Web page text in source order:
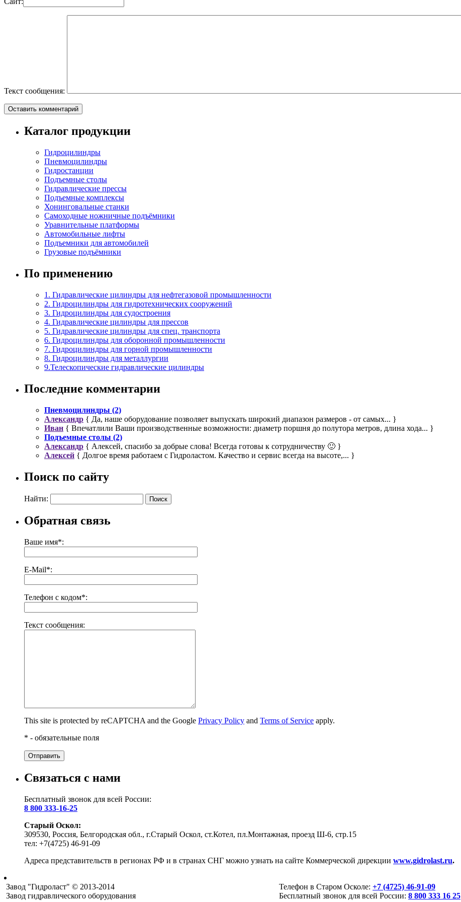
Текст сообщения:
Каталог продукции
Гидроцилиндры
Пневмоцилиндры
Гидростанции
Подъемные столы
Гидравлические прессы
Подъемные комплексы
Хонинговальные станки
Самоходные ножничные подъёмники
Уравнительные платформы
Автомобильные лифты
Подъемники для автомобилей
Грузовые подъёмники
По применению
1. Гидравлические цилиндры для нефтегазовой промышленности
2. Гидроцилиндры для гидротехнических сооружений
3. Гидроцилиндры для судостроения
4. Гидравлические цилиндры для прессов
5. Гидравлические цилиндры для спец. транспорта
6. Гидроцилиндры для оборонной промышленности
7. Гидроцилиндры для горной промышленности
8. Гидроцилиндры для металлургии
9.Телескопические гидравлические цилиндры
Последние комментарии
Пневмоцилиндры (2)
Александр { Да, наше оборудование позволяет выпускать широкий диапазон размеров - от самых... }
Иван { Впечатлили Ваши производственные возможности: диаметр поршня до полутора метров, длина хода... }
Подъемные столы (2)
Александр { Алексей, спасибо за добрые слова! Всегда готовы к сотрудничеству 🙂 }
Алексей { Долгое время работаем с Гидроластом. Качество и сервис всегда на высоте,... }
Поиск по сайту
Найти:
Обратная связь
Ваше имя*:
E-Mail*:
Телефон с кодом*:
Текст сообщения:
This site is protected by reCAPTCHA and the Google Privacy Policy and Terms of Service apply.
* - обязательные поля
Связаться с нами
Бесплатный звонок для всей России:
8 800 333-16-25
Старый Оскол:
309530, Россия, Белгородская обл., г.Старый Оскол, ст.Котел, пл.Монтажная, проезд Ш-6, стр.15
тел: +7(4725) 46-91-09
Адреса представительств в регионах РФ и в странах СНГ можно узнать на сайте Коммерческой дирекции www.gidrolast.ru.
Завод "Гидроласт" © 2013-2014 Телефон в Старом Осколе: +7 (4725) 46-91-09
Завод гидравлического оборудования
Бесплатный звонок для всей России: 8 800 333 16 25